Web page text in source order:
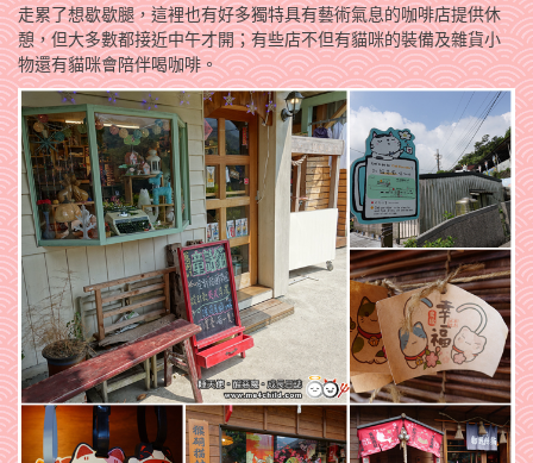
走累了想歇歇腿，這裡也有好多獨特具有藝術氣息的咖啡店提供休
憩，但大多數都接近中午才開；有些店不但有貓咪的裝備及雜貨小
物還有貓咪會陪伴喝咖啡。